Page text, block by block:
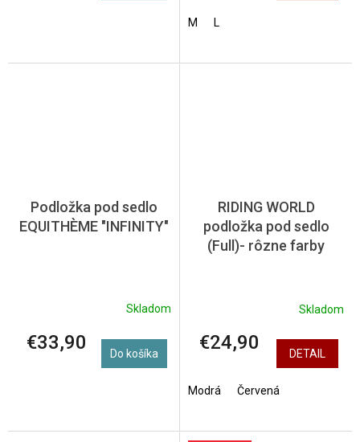
M L
Podložka pod sedlo
EQUITHÈME "INFINITY"
Skladom
€33,90 Do košíka
RIDING WORLD
podložka pod sedlo
(Full)- rôzne farby
Skladom
€24,90 DETAIL
Modrá Červená